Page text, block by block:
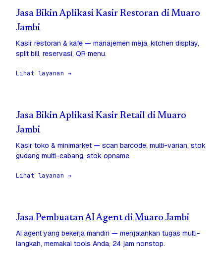
Jasa Bikin Aplikasi Kasir Restoran di Muaro
Jambi
Kasir restoran & kafe — manajemen meja, kitchen display,
split bill, reservasi, QR menu.
Lihat layanan →
Jasa Bikin Aplikasi Kasir Retail di Muaro
Jambi
Kasir toko & minimarket — scan barcode, multi-varian, stok
gudang multi-cabang, stok opname.
Lihat layanan →
Jasa Pembuatan AI Agent di Muaro Jambi
AI agent yang bekerja mandiri — menjalankan tugas multi-
langkah, memakai tools Anda, 24 jam nonstop.